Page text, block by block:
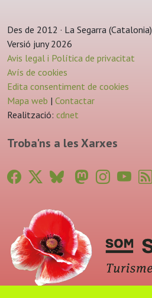
Des de 2012 · La Segarra (Catalonia)
Versió juny 2026
Avis legal i Política de privacitat
Avís de cookies
Edita consentiment de cookies
Mapa web | Contactar
Realització: cdnet
Troba'ns a les Xarxes